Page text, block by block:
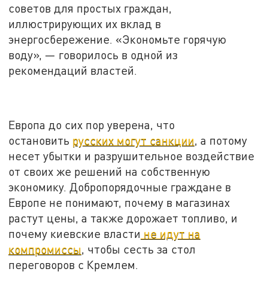
советов для простых граждан,
иллюстрирующих их вклад в
энергосбережение. «Экономьте горячую
воду», — говорилось в одной из
рекомендаций властей.
Европа до сих пор уверена, что
остановить русских могут санкции, а потому
несет убытки и разрушительное воздействие
от своих же решений на собственную
экономику. Добропорядочные граждане в
Европе не понимают, почему в магазинах
растут цены, а также дорожает топливо, и
почему киевские власти не идут на
компромиссы, чтобы сесть за стол
переговоров с Кремлем.